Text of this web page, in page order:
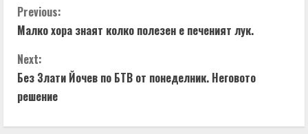
C
o
n
t
Previous:
Малко хора знаят колко полезен е печеният лук.
Next:
Без Злати Йочев по БТВ от понеделник. Неговото
решение